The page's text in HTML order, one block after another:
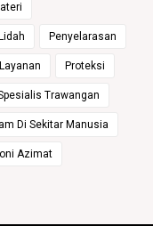
Penyelarasan
Proteksi
Trawangan
Di Sekitar Manusia
Azimat